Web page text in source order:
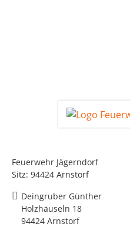
Feuerwehr Jägerndorf
Sitz: 94424 Arnstorf
Deingruber Günther
Holzhäuseln 18
94424 Arnstorf